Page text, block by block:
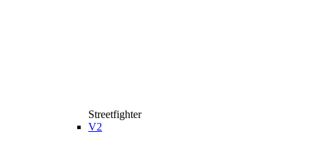
Streetfighter
V2